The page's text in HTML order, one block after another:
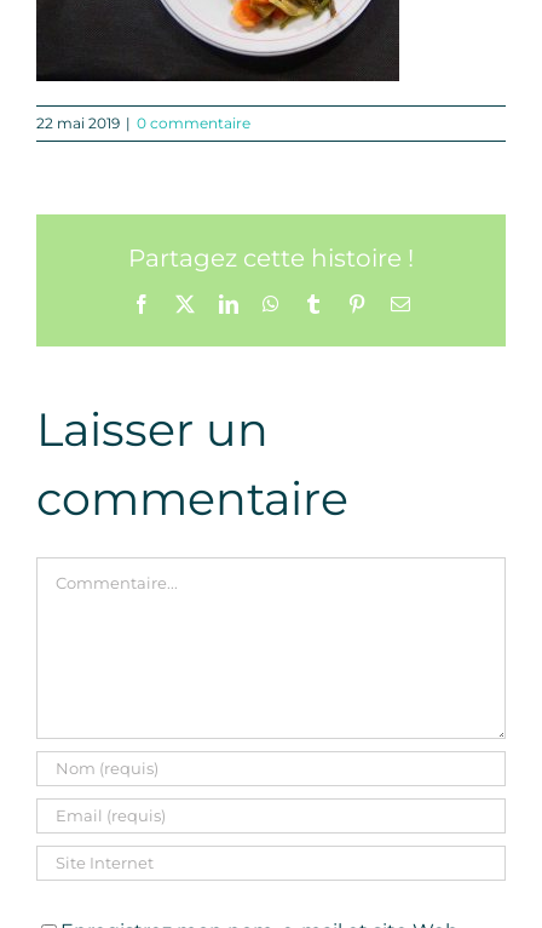
22 mai 2019 | 0 commentaire
Partagez cette histoire !
Facebook LinkedInWhatsApp
Tumblr PinterestEmail
Laisser un
commentaire